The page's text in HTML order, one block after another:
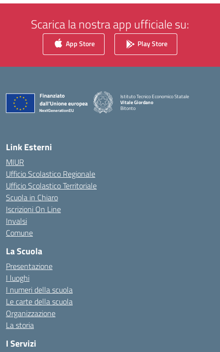
Scarica la nostra app ufficiale su:
App Store Play Store
Istituto Tecnico Economico Statale
Vitale Giordano
Bitonto
Link Esterni
MIUR
Ufficio Scolastico Regionale
Ufficio Scolastico Territoriale
Scuola in Chiaro
Iscrizioni On Line
Invalsi
Comune
La Scuola
Presentazione
I luoghi
I numeri della scuola
Le carte della scuola
Organizzazione
La storia
I Servizi